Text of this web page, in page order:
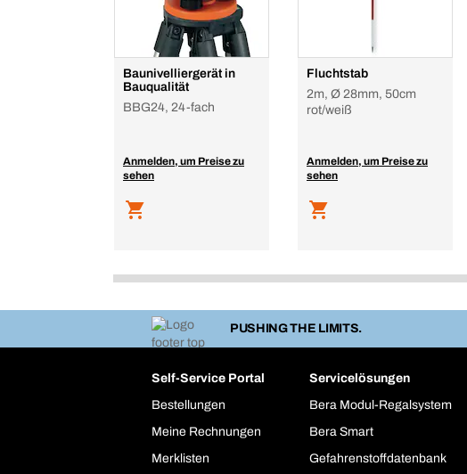
Baunivelliergerät in
Bauqualität
BBG24, 24-fach
Anmelden, um Preise zu
sehen
Fluchtstab
2m, Ø 28mm, 50cm
rot/weiß
Anmelden, um Preise zu
sehen
PUSHING THE LIMITS.
Self-Service Portal
Bestellungen
Meine Rechnungen
Merklisten
Servicelösungen
Bera Modul-Regalsystem
Bera Smart
Gefahrenstoffdatenbank